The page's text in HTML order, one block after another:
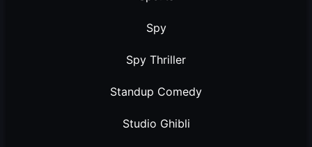
Spy
Spy Thriller
Standup Comedy
Studio Ghibli